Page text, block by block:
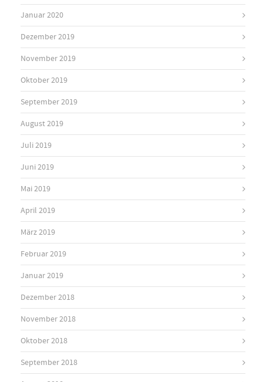
Januar 2020
Dezember 2019
November 2019
Oktober 2019
September 2019
August 2019
Juli 2019
Juni 2019
Mai 2019
April 2019
März 2019
Februar 2019
Januar 2019
Dezember 2018
November 2018
Oktober 2018
September 2018